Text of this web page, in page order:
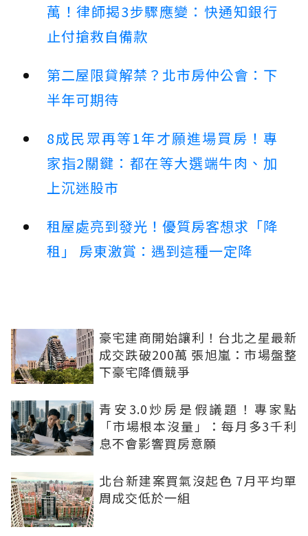
萬！律師揭3步驟應變：快通知銀行
止付搶救自備款
第二屋限貸解禁？北市房仲公會：下
半年可期待
8成民眾再等1年才願進場買房！專
家指2關鍵：都在等大選端牛肉、加
上沉迷股市
租屋處亮到發光！優質房客想求「降
租」 房東激賞：遇到這種一定降
豪宅建商開始讓利！台北之星最新
成交跌破200萬 張旭嵐：市場盤整
下豪宅降價競爭
青安3.0炒房是假議題！專家點
「市場根本沒量」：每月多3千利
息不會影響買房意願
北台新建案買氣沒起色 7月平均單
周成交低於一組